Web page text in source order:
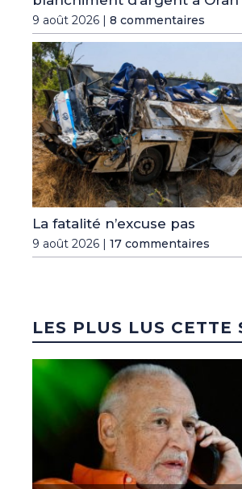
9 août 2026 | 8 commentaires
La fatalité n’excuse pas
9 août 2026 | 17 commentaires
LES PLUS LUS CETTE